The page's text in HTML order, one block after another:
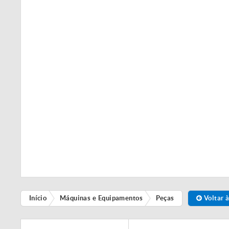
Início Máquinas e Equipamentos Peças Voltar